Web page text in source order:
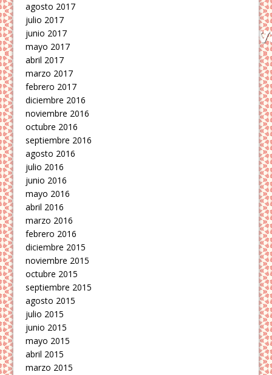
agosto 2017
julio 2017
junio 2017
mayo 2017
abril 2017
marzo 2017
febrero 2017
diciembre 2016
noviembre 2016
octubre 2016
septiembre 2016
agosto 2016
julio 2016
junio 2016
mayo 2016
abril 2016
marzo 2016
febrero 2016
diciembre 2015
noviembre 2015
octubre 2015
septiembre 2015
agosto 2015
julio 2015
junio 2015
mayo 2015
abril 2015
marzo 2015